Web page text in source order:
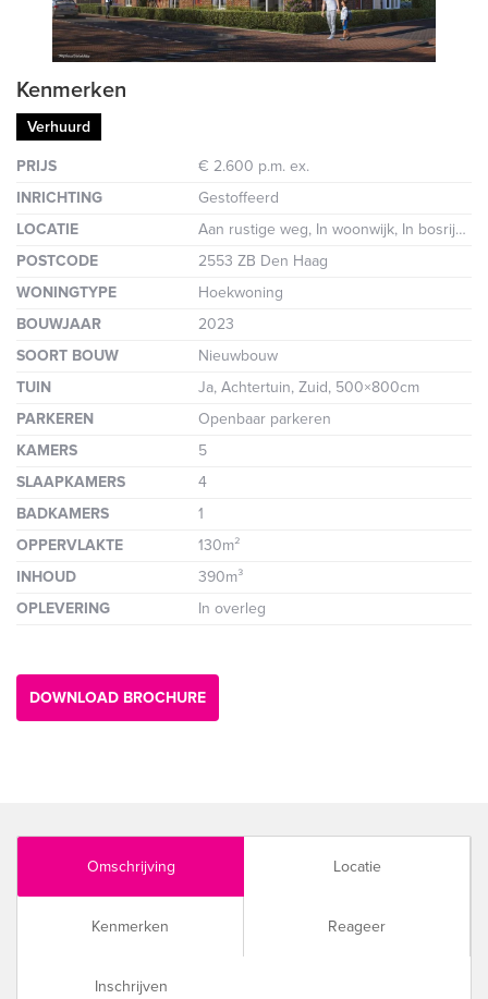
Kenmerken
Verhuurd
PRIJS
€ 2.600 p.m. ex.
INRICHTING
Gestoffeerd
LOCATIE
Aan rustige weg, In woonwijk, In bosrijke omgeving
POSTCODE
2553 ZB Den Haag
WONINGTYPE
Hoekwoning
BOUWJAAR
2023
SOORT BOUW
Nieuwbouw
TUIN
Ja, Achtertuin, Zuid, 500×800cm
PARKEREN
Openbaar parkeren
KAMERS
5
SLAAPKAMERS
4
BADKAMERS
1
OPPERVLAKTE
130m²
INHOUD
390m³
OPLEVERING
In overleg
DOWNLOAD BROCHURE
Omschrijving Locatie
Kenmerken Reageer
Inschrijven